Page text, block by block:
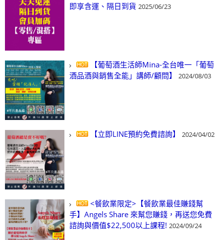
即享含運、隔日到貨 2025/06/23
【葡萄酒生活師Mina-全台唯一「葡萄
酒品酒與銷售全能」講師/顧問】
2024/08/03
【立即LINE預約免費諮詢】 2024/04/02
<餐飲業限定>【餐飲業最佳賺錢幫
手】Angels Share 來幫您賺錢，再送您免費
諮詢與價值$22,500以上課程! 2024/09/24